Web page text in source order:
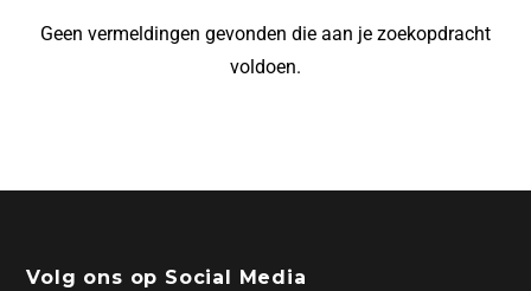
Geen vermeldingen gevonden die aan je zoekopdracht
voldoen.
Volg ons op Social Media